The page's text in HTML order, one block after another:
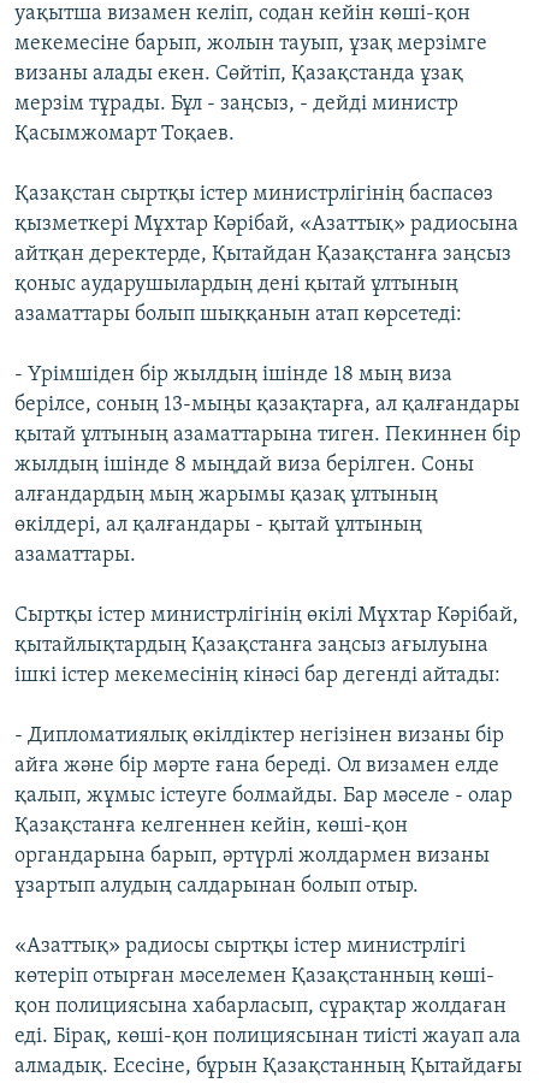
уақытша визамен келіп, содан кейін көші-қон
мекемесіне барып, жолын тауып, ұзақ мерзімге
визаны алады екен. Сөйтіп, Қазақстанда ұзақ
мерзім тұрады. Бұл - заңсыз, - дейді министр
Қасымжомарт Тоқаев.
Қазақстан сыртқы істер министрлігінің баспасөз
қызметкері Мұхтар Кәрібай, «Азаттық» радиосына
айтқан деректерде, Қытайдан Қазақстанға заңсыз
қоныс аударушылардың дені қытай ұлтының
азаматтары болып шыққанын атап көрсетеді:
- Үрімшіден бір жылдың ішінде 18 мың виза
берілсе, соның 13-мыңы қазақтарға, ал қалғандары
қытай ұлтының азаматтарына тиген. Пекиннен бір
жылдың ішінде 8 мыңдай виза берілген. Соны
алғандардың мың жарымы қазақ ұлтының
өкілдері, ал қалғандары - қытай ұлтының
азаматтары.
Сыртқы істер министрлігінің өкілі Мұхтар Кәрібай,
қытайлықтардың Қазақстанға заңсыз ағылуына
ішкі істер мекемесінің кінәсі бар дегенді айтады:
- Дипломатиялық өкілдіктер негізінен визаны бір
айға және бір мәрте ғана береді. Ол визамен елде
қалып, жұмыс істеуге болмайды. Бар мәселе - олар
Қазақстанға келгеннен кейін, көші-қон
органдарына барып, әртүрлі жолдармен визаны
ұзартып алудың салдарынан болып отыр.
«Азаттық» радиосы сыртқы істер министрлігі
көтеріп отырған мәселемен Қазақстанның көші-
қон полициясына хабарласып, сұрақтар жолдаған
еді. Бірақ, көші-қон полициясынан тиісті жауап ала
алмадық. Есесіне, бұрын Қазақстанның Қытайдағы